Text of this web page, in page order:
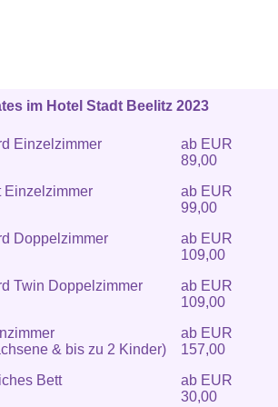
im Hotel Stadt Beelitz 2023
Einzelzimmer
ab EUR
89,00
Einzelzimmer
ab EUR
99,00
Doppelzimmer
ab EUR
109,00
Twin Doppelzimmer
ab EUR
109,00
& bis zu 2 Kinder)
ab EUR
157,00
Bett
ab EUR
30,00